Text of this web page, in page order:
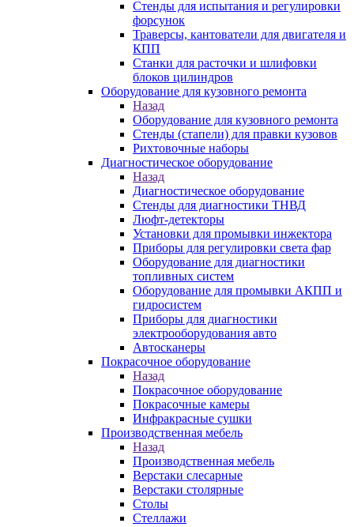
Стенды для испытания и регулировки
форсунок
Траверсы, кантователи для двигателя и
КПП
Станки для расточки и шлифовки
блоков цилиндров
Оборудование для кузовного ремонта
Назад
Оборудование для кузовного ремонта
Стенды (стапели) для правки кузовов
Рихтовочные наборы
Диагностическое оборудование
Назад
Диагностическое оборудование
Стенды для диагностики ТНВД
Люфт-детекторы
Установки для промывки инжектора
Приборы для регулировки света фар
Оборудование для диагностики
топливных систем
Оборудование для промывки АКПП и
гидросистем
Приборы для диагностики
электрооборудования авто
Автосканеры
Покрасочное оборудование
Назад
Покрасочное оборудование
Покрасочные камеры
Инфракрасные сушки
Производственная мебель
Назад
Производственная мебель
Верстаки слесарные
Верстаки столярные
Столы
Стеллажи